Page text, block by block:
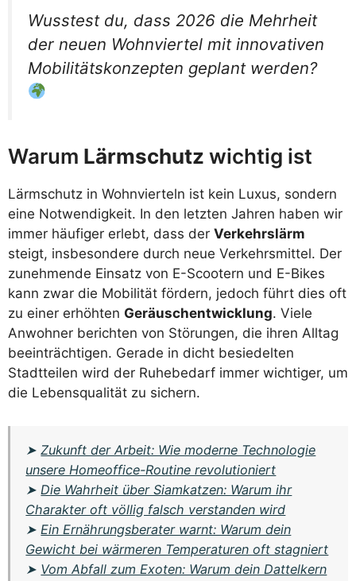
Wusstest du, dass 2026 die Mehrheit
der neuen Wohnviertel mit innovativen
Mobilitätskonzepten geplant werden?
Warum Lärmschutz wichtig ist
Lärmschutz in Wohnvierteln ist kein Luxus, sondern
eine Notwendigkeit. In den letzten Jahren haben wir
immer häufiger erlebt, dass der Verkehrslärm
steigt, insbesondere durch neue Verkehrsmittel. Der
zunehmende Einsatz von E-Scootern und E-Bikes
kann zwar die Mobilität fördern, jedoch führt dies oft
zu einer erhöhten Geräuschentwicklung. Viele
Anwohner berichten von Störungen, die ihren Alltag
beeinträchtigen. Gerade in dicht besiedelten
Stadtteilen wird der Ruhebedarf immer wichtiger, um
die Lebensqualität zu sichern.
➤Zukunft der Arbeit: Wie moderne Technologie
unsere Homeoffice-Routine revolutioniert
➤Die Wahrheit über Siamkatzen: Warum ihr
Charakter oft völlig falsch verstanden wird
➤Ein Ernährungsberater warnt: Warum dein
Gewicht bei wärmeren Temperaturen oft stagniert
➤ Vom Abfall zum Exoten: Warum dein Dattelkern